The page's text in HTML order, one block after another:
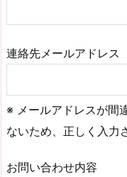
連絡先メールアドレス
※ メールアドレスが間
ないため、正しく入力
お問い合わせ内容